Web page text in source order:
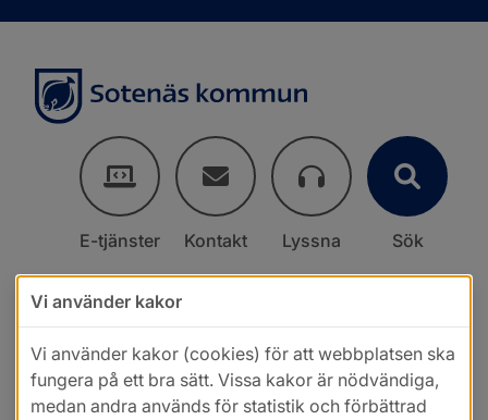
E-tjänster Kontakt Lyssna Sök
Vi använder kakor
Vi använder kakor (cookies) för att webbplatsen ska
fungera på ett bra sätt. Vissa kakor är nödvändiga,
medan andra används för statistik och förbättrad